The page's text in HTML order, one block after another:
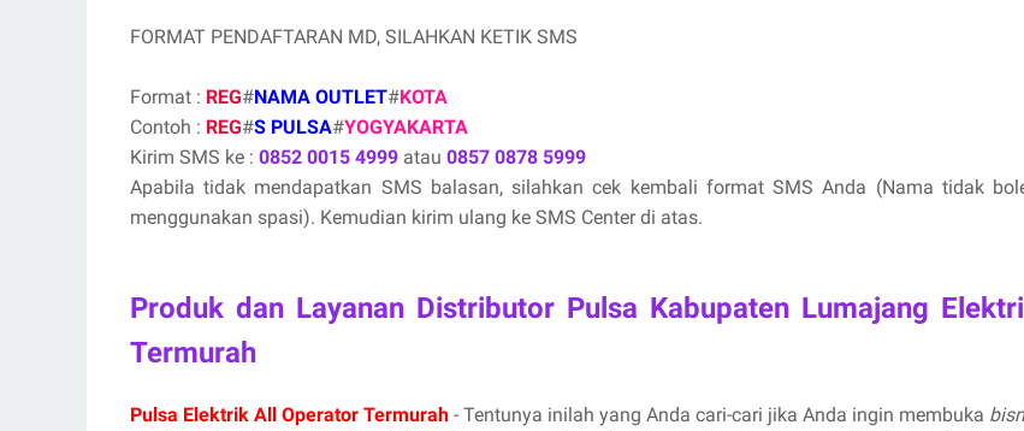
FORMAT PENDAFTARAN MD, SILAHKAN KETIK SMS
Format : REG#NAMA OUTLET#KOTA
Contoh : REG#S PULSA#YOGYAKARTA
Kirim SMS ke : 0852 0015 4999 atau 0857 0878 5999
Apabila tidak mendapatkan SMS balasan, silahkan cek kembali format SMS Anda (Nama tidak
menggunakan spasi). Kemudian kirim ulang ke SMS Center di atas.
Produk dan Layanan Distributor Pulsa Kabupaten Lumajang
Termurah
Pulsa Elektrik All Operator Termurah - Tentunya inilah yang Anda cari-cari jika Anda ingin membuka